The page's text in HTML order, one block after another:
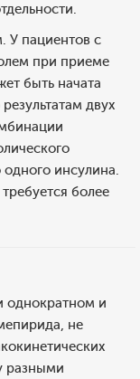
У пациентов с
при приеме
быть начата
двух
инсулина.
более
однократном и
не
разными